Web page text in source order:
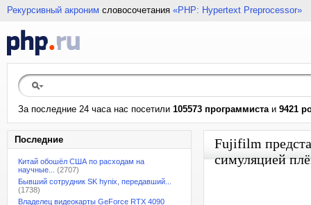
Рекурсивный акроним словосочетания «PHP: Hypertext Preprocessor»
За последние 24 часа нас посетили 105573 программистаи 9421
Последние
Китай обошёл США по расходам на
научные...
(2707)
Бывший сотрудник SK hynix, передавший...
(1738)
Владелец видеокарты GeForce RTX 4090
Fujifilm
симуляцией